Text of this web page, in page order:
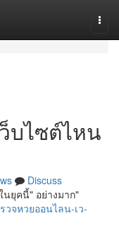
บไซต์ไหน
Discuss
นยุคนี้" อย่างมาก"
วจหวยออนไลน-เว-